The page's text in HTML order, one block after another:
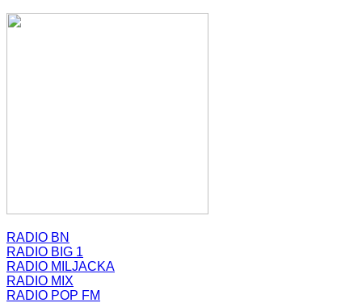
RADIO BN
RADIO BIG 1
RADIO MILJACKA
RADIO MIX
RADIO POP FM